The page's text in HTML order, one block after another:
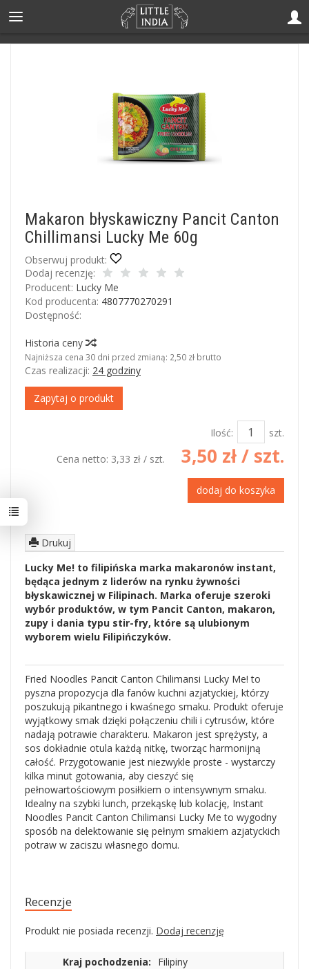
Makaron błyskawiczny Pancit Canton
Chillimansi Lucky Me 60g
Obserwuj produkt:
Dodaj recenzję:
Producent: Lucky Me
Kod producenta: 4807770270291
Dostępność:
Historia ceny
Najniższa cena 30 dni przed zmianą: 2,50 zł brutto
Czas realizacji: 24 godziny
Zapytaj o produkt
Ilość:
szt.
Cena netto: 3,33 zł / szt. 3,50 zł/ szt.
dodaj do koszyka
Drukuj
Lucky Me! to filipińska marka makaronów instant,
będąca jednym z liderów na rynku żywności
błyskawicznej w Filipinach. Marka oferuje szeroki
wybór produktów, w tym Pancit Canton, makaron,
zupy i dania typu stir-fry, które są ulubionym
wyborem wielu Filipińczyków.
Fried Noodles Pancit Canton Chilimansi Lucky Me! to
pyszna propozycja dla fanów kuchni azjatyckiej, którzy
poszukują pikantnego i kwaśnego smaku. Produkt oferuje
wyjątkowy smak dzięki połączeniu chili i cytrusów, które
nadają potrawie charakteru. Makaron jest sprężysty, a
sos dokładnie otula każdą nitkę, tworząc harmonijną
całość. Przygotowanie jest niezwykle proste - wystarczy
kilka minut gotowania, aby cieszyć się
pełnowartościowym posiłkiem o intensywnym smaku.
Idealny na szybki lunch, przekąskę lub kolację, Instant
Noodles Pancit Canton Chilimansi Lucky Me to wygodny
sposób na delektowanie się pełnym smakiem azjatyckich
potraw w zaciszu własnego domu.
Recenzje
Produkt nie posiada recenzji. Dodaj recenzję
Kraj pochodzenia:
Filipiny